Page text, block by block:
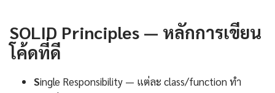
SOLID Principles — หลักการเขียน
โค้ดที่ดี
Single Responsibility — แต่ละ class/function ทำ